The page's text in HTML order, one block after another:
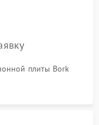
плиты Bork